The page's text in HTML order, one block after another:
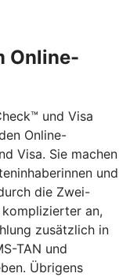
Online-
und Visa
Online-
Visa. Sie machen
und
die Zwei-
an,
zusätzlich in
TAN und
Übrigens